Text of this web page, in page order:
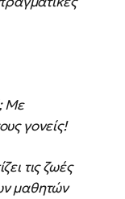
Με
γονείς!
τις ζωές
μαθητών